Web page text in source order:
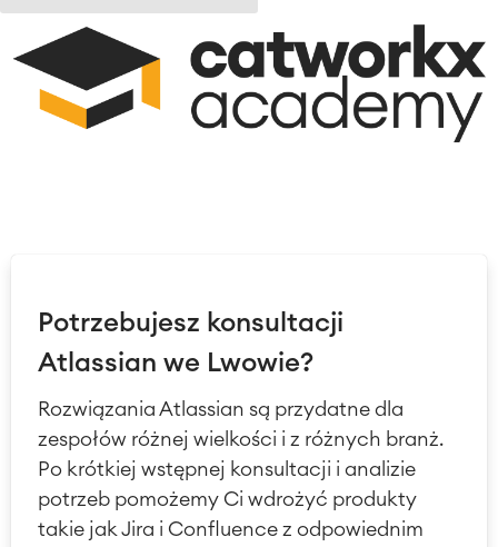
Potrzebujesz konsultacji
Atlassian we Lwowie?
Rozwiązania Atlassian są przydatne dla
zespołów różnej wielkości i z różnych branż.
Po krótkiej wstępnej konsultacji i analizie
potrzeb pomożemy Ci wdrożyć produkty
takie jak Jira i Confluence z odpowiednim